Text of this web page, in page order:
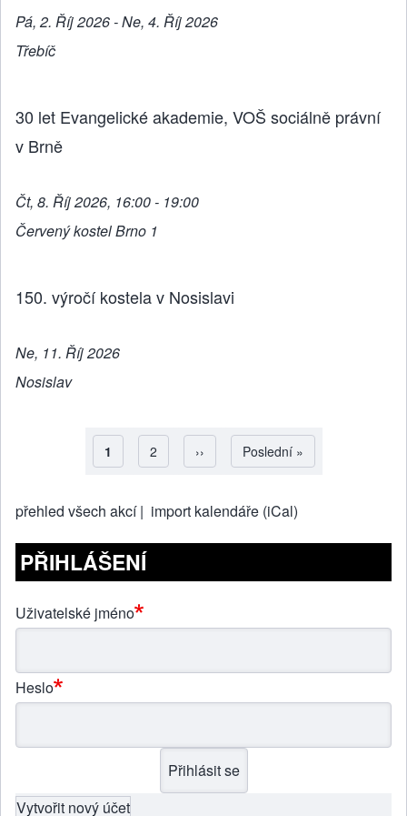
Pá, 2. Říj 2026 - Ne, 4. Říj 2026
Třebíč
30 let Evangelické akademie, VOŠ sociálně právní
v Brně
Čt, 8. Říj 2026, 16:00 - 19:00
Červený kostel Brno 1
150. výročí kostela v Nosislavi
Ne, 11. Říj 2026
Nosislav
Pagination
Aktuální stránka
1 Strana
2 Následující stránka
›› Poslední stránka
Poslední »
přehled všech akcí | import kalendáře (iCal)
PŘIHLÁŠENÍ
Uživatelské jméno
Heslo
Vytvořit nový účet